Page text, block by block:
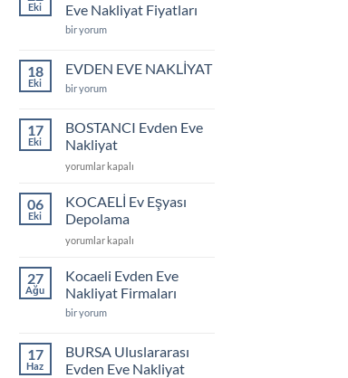
Eki
Eve Nakliyat Fiyatları
İSTANBUL
Eve
Nakliyat
Fiyatları
bir yorum
18
Eki
EVDEN EVE NAKLİYAT
EVDEN
için
bir yorum
17
Eki
BOSTANCI Evden Eve
Nakliyat
BOSTANCI
Eve
Nakliyat
için
yorumlar kapalı
06
Eki
KOCAELİ Ev Eşyası
Depolama
KOCAELİ
Eşyası
Depolama
için
yorumlar kapalı
27
Ağu
Kocaeli Evden Eve
Nakliyat Firmaları
Kocaeli
Nakliyat
Firmaları
için
bir yorum
17
Haz
BURSA Uluslararası
Evden Eve Nakliyat